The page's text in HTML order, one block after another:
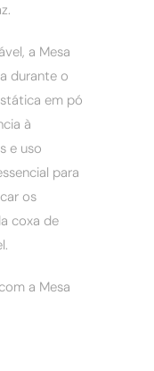
a Mesa
durante o
em pó
à
e uso
para
os
coxa de
a Mesa